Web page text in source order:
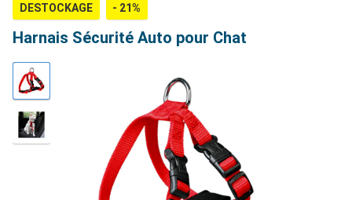
DESTOCKAGE - 21%
Harnais Sécurité Auto pour Chat